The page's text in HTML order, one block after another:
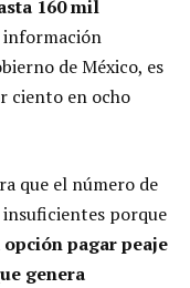
160 mil
información
de México, es
ciento en ocho
que el número de
porque
opción pagar peaje
genera